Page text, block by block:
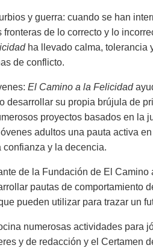
y guerra: cuando se han
de lo correcto y lo
ha llevado calma, tolerancia
de conflicto.
El Camino a la Felicidad
desarrollar su propia brújula de
proyectos basados en la
adultos una pauta activa
y la decencia.
de la Fundación de El Camino
pautas de comportamiento
pueden utilizar para trazar un
numerosas actividades para
y de redacción y el Certamen